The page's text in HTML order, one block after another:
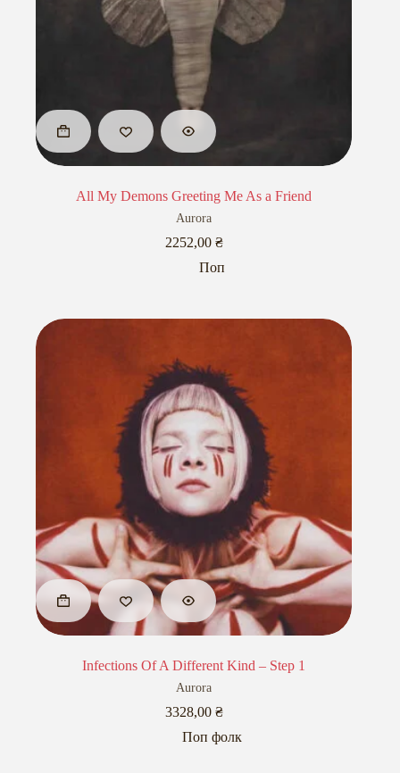
All My Demons Greeting Me As a Friend
Aurora
2252,00 ₴
Поп
Infections Of A Different Kind – Step 1
Aurora
3328,00 ₴
Поп фолк